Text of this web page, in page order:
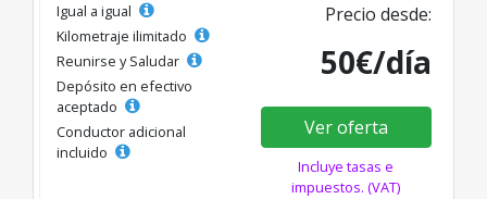
Igual a igual
Kilometraje ilimitado
Reunirse y Saludar
Depósito en efectivo
aceptado
Conductor adicional
incluido
Precio desde:
50€/día
Ver oferta
Incluye tasas e
impuestos. (VAT)